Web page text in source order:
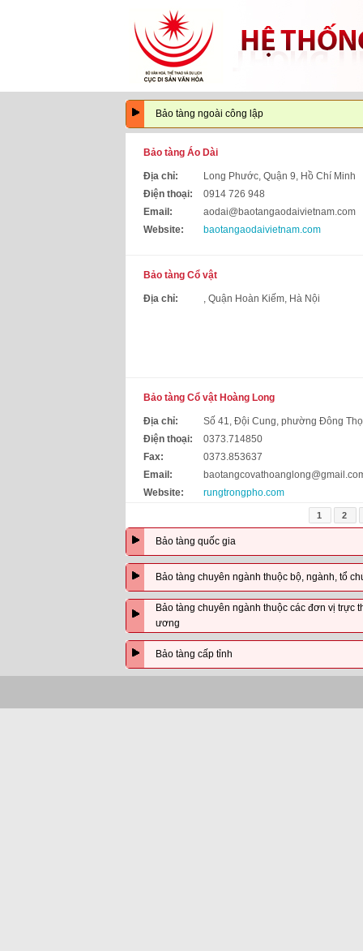
Bảo tàng ngoài công lập
Bảo tàng Áo Dài
Địa chỉ:
Long Phước, Quận 9, Hồ Chí Minh
Điện thoại:
0914 726 948
Email:
aodai@baotangaodaivietnam.com
Website:
baotangaodaivietnam.com
Bảo tàng Cổ vật
Địa chỉ: , Quận Hoàn Kiếm, Hà Nội
Bảo tàng Cổ vật Hoàng Long
Địa chỉ:
Số 41, Đội Cung, phường Đông
Điện thoại:
0373.714850
Fax:
0373.853637
Email:
Website:
rungtrongpho.com
1 2
Bảo tàng quốc gia
Bảo tàng chuyên ngành thuộc bộ, ngành, tổ
Bảo tàng chuyên ngành thuộc các đơn vị trực
ương
Bảo tàng cấp tỉnh